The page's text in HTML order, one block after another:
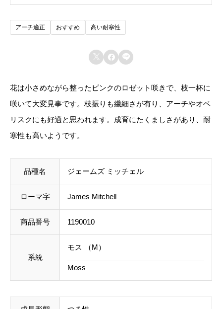
J
s
i
t
l
生育状況が各苗、また季節ごとに異なるため、苗のお
値段は「概算価格」での表示となっております。
また、送料につきましては、苗の種類、生育形態、生
ト上では未記載となっております。
ご注文後にお送りする「ご注文確定メール」にて、送
料を含めて調整した金額をお知らせいたします。送料
ルを承っております。
事前のお見積もりがご希望の場合は「お問い合わせフ
アーチ適正 おすすめ 高い耐寒性
  
花は小さめながら整ったピンクのロゼット咲きで、枝一杯に
咲いて大変見事です。枝振りも繊細さが有り、アーチやオベ
リスクにも好適と思われます。成育にたくましさがあり、耐
寒性も高いようです。
品種名 ジェームズ ミッチェル
ローマ字 James Mitchell
商品番号 1190010
系統
モス （M）
Moss